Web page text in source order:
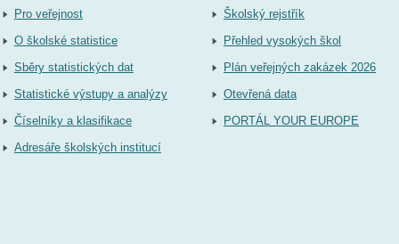
Pro veřejnost
O školské statistice
Sběry statistických dat
Statistické výstupy a analýzy
Číselníky a klasifikace
Adresáře školských institucí
Školský rejstřík
Přehled vysokých škol
Plán veřejných zakázek 2026
Otevřená data
PORTÁL YOUR EUROPE